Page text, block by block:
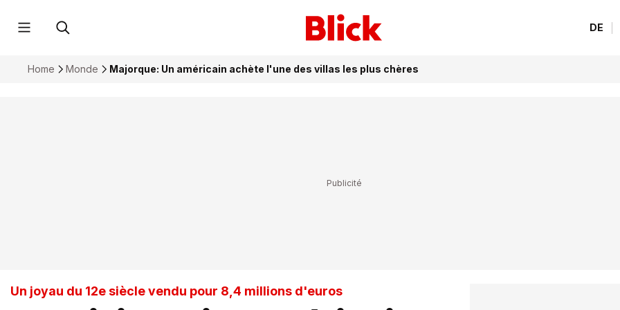
DE
Home Monde Majorque: Un américain achète l'une des villas les plus chères
Un joyau du 12e siècle vendu pour 8,4 millions d'euros